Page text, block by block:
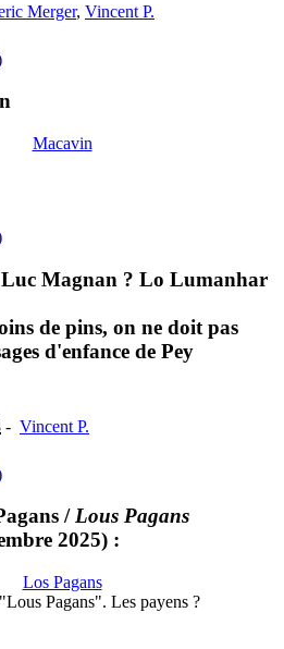
Merger, Vincent P.
Macavin
Magnan ? Lo Lumanhar
de pins, on ne doit pas
d'enfance de Pey
- Vincent P.
/Lous Pagans
2025) :
Los Pagans
Pagans". Les payens ?